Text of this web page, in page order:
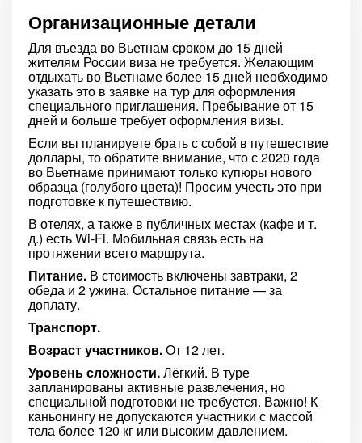
Организационные детали
Для въезда во Вьетнам сроком до 15 дней
жителям России виза не требуется. Желающим
отдыхать во Вьетнаме более 15 дней необходимо
указать это в заявке на тур для оформления
специального приглашения. Пребывание от 15
дней и больше требует оформления визы.
Если вы планируете брать с собой в путешествие
доллары, то обратите внимание, что с 2020 года
во Вьетнаме принимают только купюры нового
образца (голубого цвета)! Просим учесть это при
подготовке к путешествию.
В отелях, а также в публичных местах (кафе и т.
д.) есть Wi-Fi. Мобильная связь есть на
протяжении всего маршрута.
Питание. В стоимость включены завтраки, 2
обеда и 2 ужина. Остальное питание — за
доплату.
Транспорт.
Возраст участников.От 12 лет.
Уровень сложности.Лёгкий. В туре
запланированы активные развлечения, но
специальной подготовки не требуется. Важно! К
каньонингу не допускаются участники с массой
тела более 120 кг или высоким давлением.